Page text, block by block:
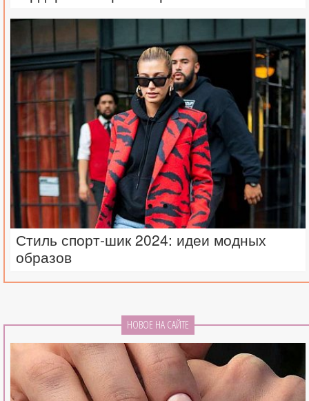
Стиль спорт-шик 2024: идеи модных
образов
НОВОЕ НА САЙТЕ